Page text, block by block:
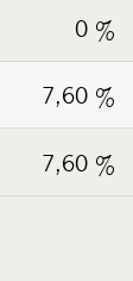
0 %
7,60 %
7,60 %